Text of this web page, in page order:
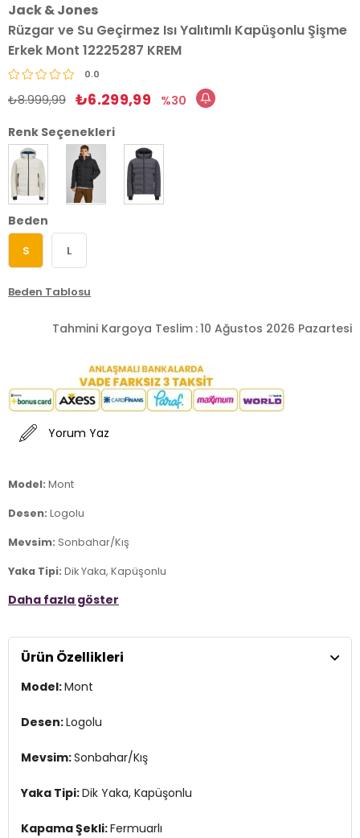
Jack & Jones
Rüzgar ve Su Geçirmez Isı Yalıtımlı Kapüşonlu Şişme
Erkek Mont 12225287 KREM
0.0
₺8.999,99 ₺6.299,99
30
Renk Seçenekleri
Beden
S L
Beden Tablosu
Tahmini Kargoya Teslim :10 Ağustos 2026 Pazartesi
Yorum Yaz
Model: Mont
Desen: Logolu
Mevsim: Sonbahar/Kış
Yaka Tipi: Dik Yaka, Kapüşonlu
Kapama Şekli:Fermuarlı
Cep Tipi:Cepli
Kalıp Bilgisi:Regular Fit
Yaş Grubu: Yetişkin
3DK112225287.19
Daha fazla göster
Ürün Özellikleri
Model:Mont
Desen:Logolu
Mevsim:Sonbahar/Kış
Yaka Tipi:Dik Yaka, Kapüşonlu
Kapama Şekli:Fermuarlı